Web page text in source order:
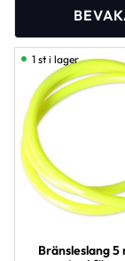
Bränsleslang 5
1 st i lager